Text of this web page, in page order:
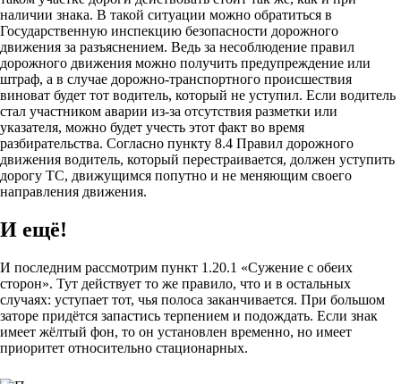
наличии знака. В такой ситуации можно обратиться в
Государственную инспекцию безопасности дорожного
движения за разъяснением. Ведь за несоблюдение правил
дорожного движения можно получить предупреждение или
штраф, а в случае дорожно-транспортного происшествия
виноват будет тот водитель, который не уступил. Если водитель
стал участником аварии из-за отсутствия разметки или
указателя, можно будет учесть этот факт во время
разбирательства. Согласно пункту 8.4 Правил дорожного
движения водитель, который перестраивается, должен уступить
дорогу ТС, движущимся попутно и не меняющим своего
направления движения.
И ещё!
И последним рассмотрим пункт 1.20.1 «Сужение с обеих
сторон». Тут действует то же правило, что и в остальных
случаях: уступает тот, чья полоса заканчивается. При большом
заторе придётся запастись терпением и подождать. Если знак
имеет жёлтый фон, то он установлен временно, но имеет
приоритет относительно стационарных.